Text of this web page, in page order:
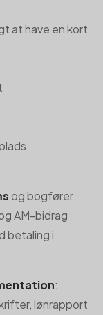
at have en kort
og bogfører
AM-bidrag
betaling i
:
lønrapport